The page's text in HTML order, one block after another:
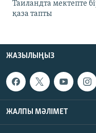
Таиландта мектепте
қаза тапты
ЖАЗЫЛЫҢЫЗ
ЖАЛПЫ МӘЛІМЕТ